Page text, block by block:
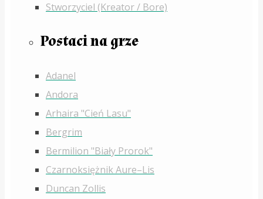
Stworzyciel (Kreator / Bore)
Postaci na grze
Adanel
Andora
Arhaira "Cień Lasu"
Bergrim
Bermilion "Biały Prorok"
Czarnoksiężnik Aure–Lis
Duncan Zollis